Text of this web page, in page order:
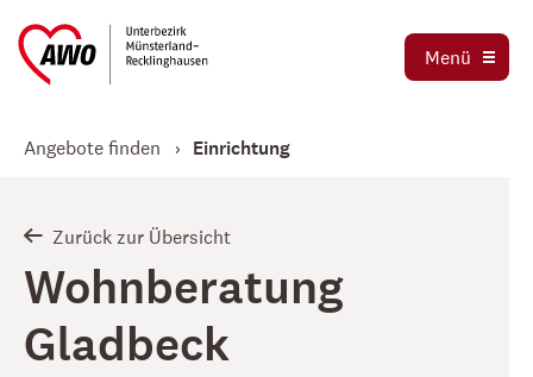
Menü
Organigramm
Betriebsrat
Kooperationen und Kooperationspartner
Ausbildung und Praktika
Jetzt spenden
Angebote finden Einrichtung
Zurück zur Übersicht
Wohnberatung
Gladbeck